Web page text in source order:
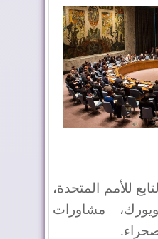
للأمم المتحدة،
مشاورات